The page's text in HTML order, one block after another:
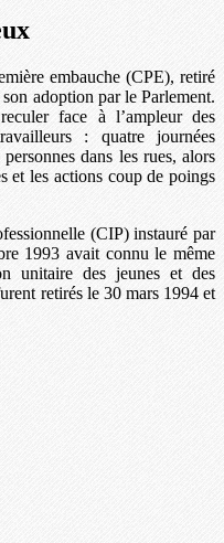
embauche (CPE), retiré
adoption par le Parlement.
face à l’ampleur des
: quatre journées
dans les rues, alors
et les actions coup de poings
(CIP) instauré par
1993 avait connu le même
unitaire des jeunes et des
retirés le 30 mars 1994 et